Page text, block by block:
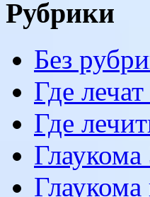
Рубрики
Без
Где
Где
Глаукома
Глаукома